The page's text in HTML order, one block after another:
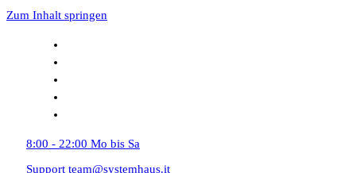
Zum Inhalt springen
8:00 - 22:00 Mo bis Sa
Support team@systemhaus.it